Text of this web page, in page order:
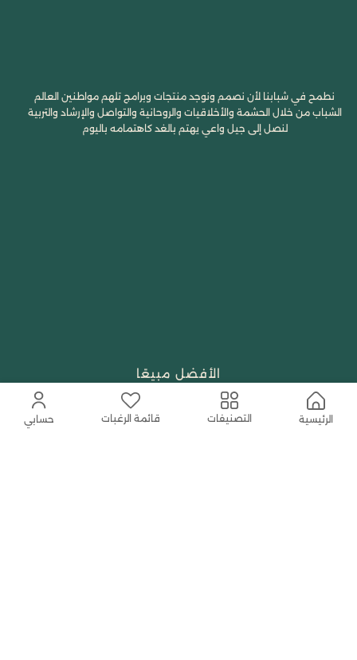
الرئيسية التصنيفات قائمة الرغبات حسابي
نطمح في شبابنا لأن نصمم ونوجد منتجات وبرامج تلهم مواطنين العالم
الشباب من خلال الحشمة والأخلاقيات والروحانية والتواصل والإرشاد والتربية
لنصل إلى جيل واعي يهتم بالغد كاهتمامه باليوم
الأفضل مبيعًا
تسوق حسب العلامة التجارية